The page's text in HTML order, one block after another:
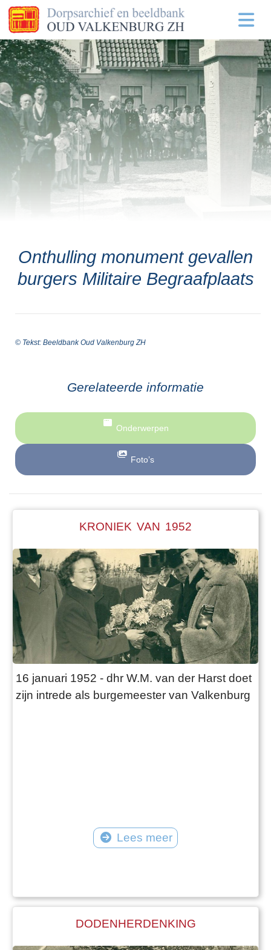
Onthulling monument gevallen
burgers Militaire Begraafplaats
© Tekst: Beeldbank Oud Valkenburg ZH
Gerelateerde informatie
Onderwerpen
Foto’s
KRONIEK VAN 1952
16 januari 1952 - dhr W.M. van der Harst doet
zijn intrede als burgemeester van Valkenburg
Lees meer
DODENHERDENKING